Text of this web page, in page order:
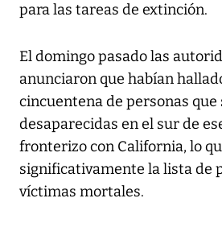
para las tareas de extinción.
El domingo pasado las
anunciaron que habían
cincuentena de personas que
desaparecidas en el sur de
fronterizo con California, lo
significativamente la lista de
víctimas mortales.